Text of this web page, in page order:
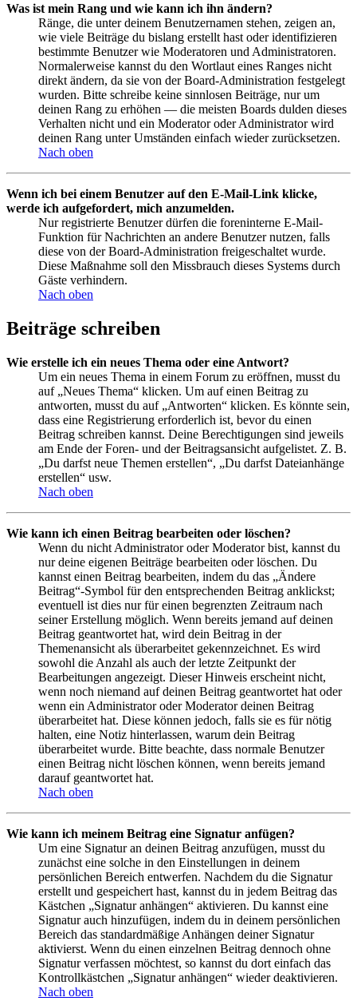
Was ist mein Rang und wie kann ich ihn ändern?
Ränge, die unter deinem Benutzernamen stehen, zeigen an,
wie viele Beiträge du bislang erstellt hast oder identifizieren
bestimmte Benutzer wie Moderatoren und Administratoren.
Normalerweise kannst du den Wortlaut eines Ranges nicht
direkt ändern, da sie von der Board-Administration festgelegt
wurden. Bitte schreibe keine sinnlosen Beiträge, nur um
deinen Rang zu erhöhen — die meisten Boards dulden dieses
Verhalten nicht und ein Moderator oder Administrator wird
deinen Rang unter Umständen einfach wieder zurücksetzen.
Nach oben
Wenn ich bei einem Benutzer auf den E-Mail-Link klicke,
werde ich aufgefordert, mich anzumelden.
Nur registrierte Benutzer dürfen die foreninterne E-Mail-
Funktion für Nachrichten an andere Benutzer nutzen, falls
diese von der Board-Administration freigeschaltet wurde.
Diese Maßnahme soll den Missbrauch dieses Systems durch
Gäste verhindern.
Nach oben
Beiträge schreiben
Wie erstelle ich ein neues Thema oder eine Antwort?
Um ein neues Thema in einem Forum zu eröffnen, musst du
auf „Neues Thema“ klicken. Um auf einen Beitrag zu
antworten, musst du auf „Antworten“ klicken. Es könnte sein,
dass eine Registrierung erforderlich ist, bevor du einen
Beitrag schreiben kannst. Deine Berechtigungen sind jeweils
am Ende der Foren- und der Beitragsansicht aufgelistet. Z. B.
„Du darfst neue Themen erstellen“, „Du darfst Dateianhänge
erstellen“ usw.
Nach oben
Wie kann ich einen Beitrag bearbeiten oder löschen?
Wenn du nicht Administrator oder Moderator bist, kannst du
nur deine eigenen Beiträge bearbeiten oder löschen. Du
kannst einen Beitrag bearbeiten, indem du das „Ändere
Beitrag“-Symbol für den entsprechenden Beitrag anklickst;
eventuell ist dies nur für einen begrenzten Zeitraum nach
seiner Erstellung möglich. Wenn bereits jemand auf deinen
Beitrag geantwortet hat, wird dein Beitrag in der
Themenansicht als überarbeitet gekennzeichnet. Es wird
sowohl die Anzahl als auch der letzte Zeitpunkt der
Bearbeitungen angezeigt. Dieser Hinweis erscheint nicht,
wenn noch niemand auf deinen Beitrag geantwortet hat oder
wenn ein Administrator oder Moderator deinen Beitrag
überarbeitet hat. Diese können jedoch, falls sie es für nötig
halten, eine Notiz hinterlassen, warum dein Beitrag
überarbeitet wurde. Bitte beachte, dass normale Benutzer
einen Beitrag nicht löschen können, wenn bereits jemand
darauf geantwortet hat.
Nach oben
Wie kann ich meinem Beitrag eine Signatur anfügen?
Um eine Signatur an deinen Beitrag anzufügen, musst du
zunächst eine solche in den Einstellungen in deinem
persönlichen Bereich entwerfen. Nachdem du die Signatur
erstellt und gespeichert hast, kannst du in jedem Beitrag das
Kästchen „Signatur anhängen“ aktivieren. Du kannst eine
Signatur auch hinzufügen, indem du in deinem persönlichen
Bereich das standardmäßige Anhängen deiner Signatur
aktivierst. Wenn du einen einzelnen Beitrag dennoch ohne
Signatur verfassen möchtest, so kannst du dort einfach das
Kontrollkästchen „Signatur anhängen“ wieder deaktivieren.
Nach oben